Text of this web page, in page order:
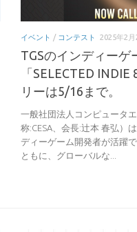
イベント / コンテスト 2025年2月
TGSのインディーゲ
「SELECTED
リーは5/16まで。
一般社団法人コンピュータ
称:CESA、会長:辻本 春弘）
ディーゲーム開発者が活躍
ともに、グローバルな...